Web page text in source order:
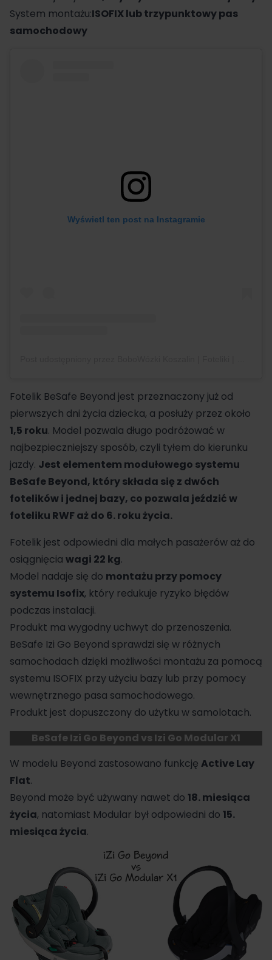
System montażu:ISOFIX lub trzypunktowy pas
samochodowy
Wyświetl ten post na Instagramie
Fotelik BeSafe Beyond jest przeznaczony już od
pierwszych dni życia dziecka, a posłuży przez około
1,5 roku. Model pozwala długo podróżować w
najbezpieczniejszy sposób, czyli tyłem do kierunku
jazdy. Jest elementem modułowego systemu
BeSafe Beyond, który składa się z dwóch
fotelików i jednej bazy, co pozwala jeździć w
foteliku RWF aż do 6. roku życia.
Fotelik jest odpowiedni dla małych pasażerów aż do
osiągnięcia wagi 22 kg.
Model nadaje się do montażu przy pomocy
systemu Isofix, który redukuje ryzyko błędów
podczas instalacji.
Produkt ma wygodny uchwyt do przenoszenia.
BeSafe Izi Go Beyond sprawdzi się w różnych
samochodach dzięki możliwości montażu za pomocą
systemu ISOFIX przy użyciu bazy lub przy pomocy
wewnętrznego pasa samochodowego.
Produkt jest dopuszczony do użytku w samolotach.
BeSafe Izi Go Beyond vs Izi Go Modular X1
W modelu Beyond zastosowano funkcję Active Lay
Flat.
Beyond może być używany nawet do 18. miesiąca
życia, natomiast Modular był odpowiedni do 15.
miesiąca życia.